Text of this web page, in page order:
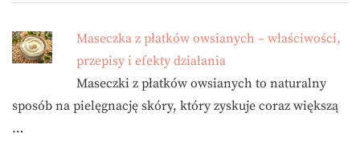
Maseczka z płatków owsianych – właściwości,
przepisy i efekty działania
Maseczki z płatków owsianych to naturalny
sposób na pielęgnację skóry, który zyskuje coraz większą
…